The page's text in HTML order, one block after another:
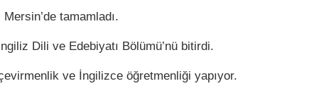
tamamladı.
Dili ve Edebiyatı Bölümü’nü bitirdi.
ve İngilizce öğretmenliği yapıyor.